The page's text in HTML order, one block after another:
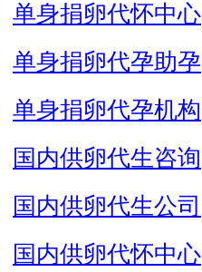
单身捐卵代怀中心
单身捐卵代孕助孕
单身捐卵代孕机构
国内供卵代生咨询
国内供卵代生公司
国内供卵代怀中心